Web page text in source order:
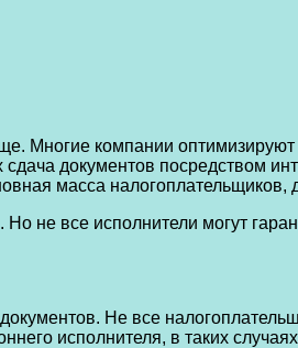
Многие компании
сдача документов посредством
масса налогоплательщиков,
не все исполнители могут
Не все
исполнителя, в таких